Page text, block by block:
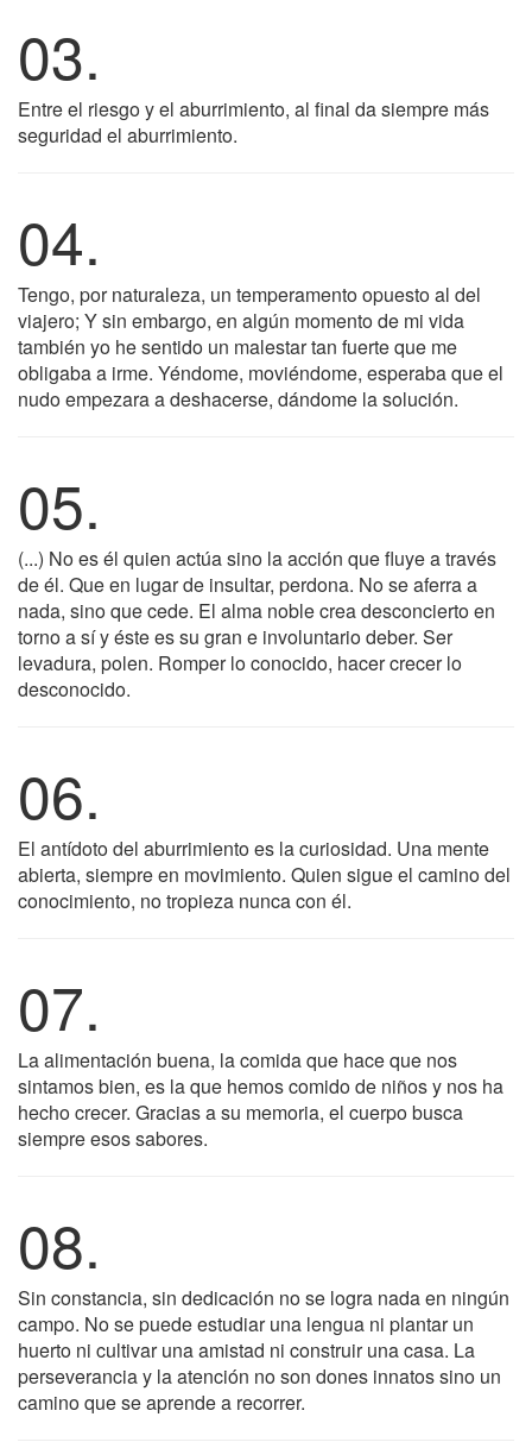
03.
Entre el riesgo y el aburrimiento, al final da siempre más
seguridad el aburrimiento.
04.
Tengo, por naturaleza, un temperamento opuesto al del
viajero; Y sin embargo, en algún momento de mi vida
también yo he sentido un malestar tan fuerte que me
obligaba a irme. Yéndome, moviéndome, esperaba que el
nudo empezara a deshacerse, dándome la solución.
05.
(...) No es él quien actúa sino la acción que fluye a través
de él. Que en lugar de insultar, perdona. No se aferra a
nada, sino que cede. El alma noble crea desconcierto en
torno a sí y éste es su gran e involuntario deber. Ser
levadura, polen. Romper lo conocido, hacer crecer lo
desconocido.
06.
El antídoto del aburrimiento es la curiosidad. Una mente
abierta, siempre en movimiento. Quien sigue el camino del
conocimiento, no tropieza nunca con él.
07.
La alimentación buena, la comida que hace que nos
sintamos bien, es la que hemos comido de niños y nos ha
hecho crecer. Gracias a su memoria, el cuerpo busca
siempre esos sabores.
08.
Sin constancia, sin dedicación no se logra nada en ningún
campo. No se puede estudiar una lengua ni plantar un
huerto ni cultivar una amistad ni construir una casa. La
perseverancia y la atención no son dones innatos sino un
camino que se aprende a recorrer.